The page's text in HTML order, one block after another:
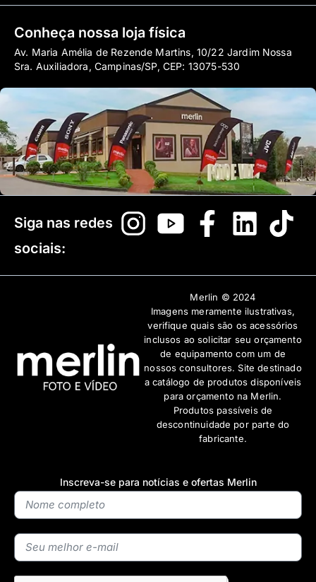
Inscreva-se para notícias e ofertas Merlin
Conheça nossa loja física
Av. Maria Amélia de Rezende Martins, 10/22 Jardim Nossa
Sra. Auxiliadora, Campinas/SP, CEP: 13075-530
Siga nas redes
sociais:
Merlin © 2024
Imagens meramente ilustrativas,
verifique quais são os acessórios
inclusos ao solicitar seu orçamento
de equipamento com um de
nossos consultores. Site destinado
a catálogo de produtos disponíveis
para orçamento na Merlin.
Produtos passíveis de
descontinuidade por parte do
fabricante.